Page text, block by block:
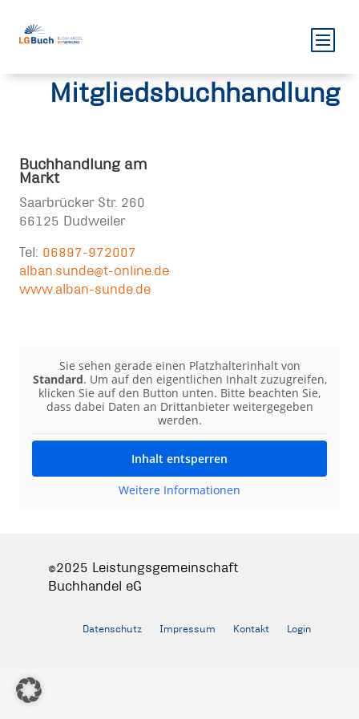
Mitgliedsbuchhandlung
Buchhandlung am
Markt
Saarbrücker Str. 260
66125 Dudweiler
Tel: 06897-972007
alban.sunde@t-online.de
www.alban-sunde.de
Sie sehen gerade einen Platzhalterinhalt von
Standard. Um auf den eigentlichen Inhalt zuzugreifen,
klicken Sie auf den Button unten. Bitte beachten Sie,
dass dabei Daten an Drittanbieter weitergegeben
werden.
Inhalt entsperren
Weitere Informationen
©2025 Leistungsgemeinschaft
Buchhandel eG
Datenschutz Impressum Kontakt Login